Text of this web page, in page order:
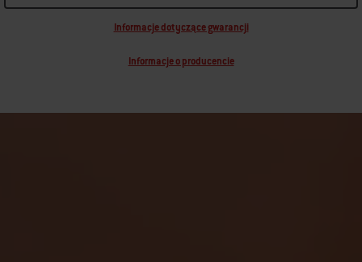
Informacje dotyczące gwarancji
Informacje o producencie